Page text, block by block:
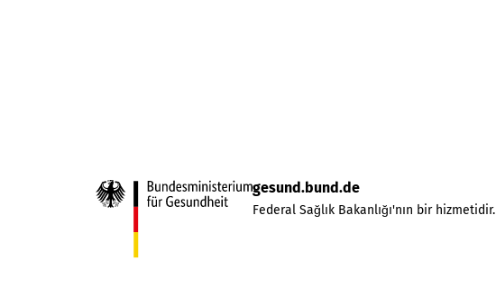
gesund.bund.de
Federal Sağlık Bakanlığı'nın bir hizmetidir.